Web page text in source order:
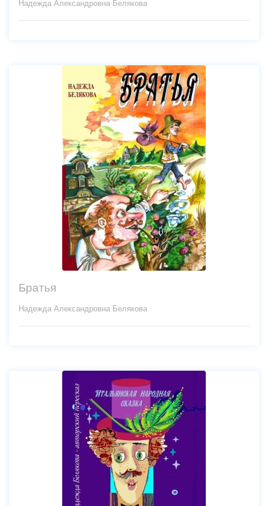
Надежда Александровна Белякова
Братья
Надежда Александровна Белякова